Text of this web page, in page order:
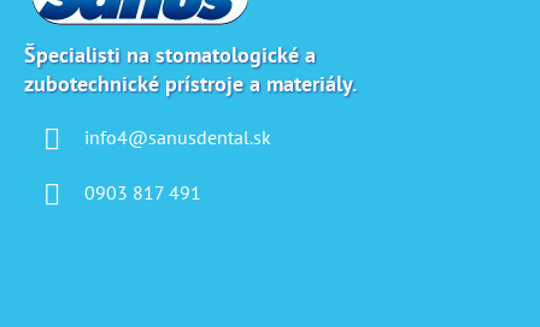
Špecialisti na stomatologické a
zubotechnické prístroje a materiály.
info4@sanusdental.sk
0903 817 491